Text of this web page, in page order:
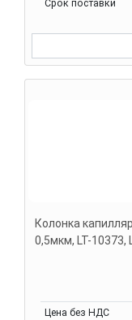
Срок поставки
Колонка
0,5мкм, LT-10373,
Цена без НДС